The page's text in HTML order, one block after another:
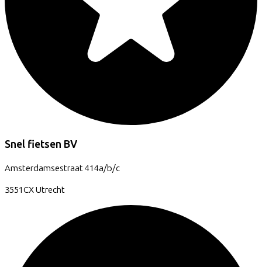
Snel fietsen BV
Amsterdamsestraat414a/b/c
3551CXUtrecht